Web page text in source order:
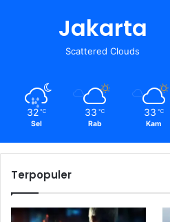
Jakarta
Scattered Clouds
32 ℃
Sel
33 ℃
Rab
33 ℃
Kam
Terpopuler